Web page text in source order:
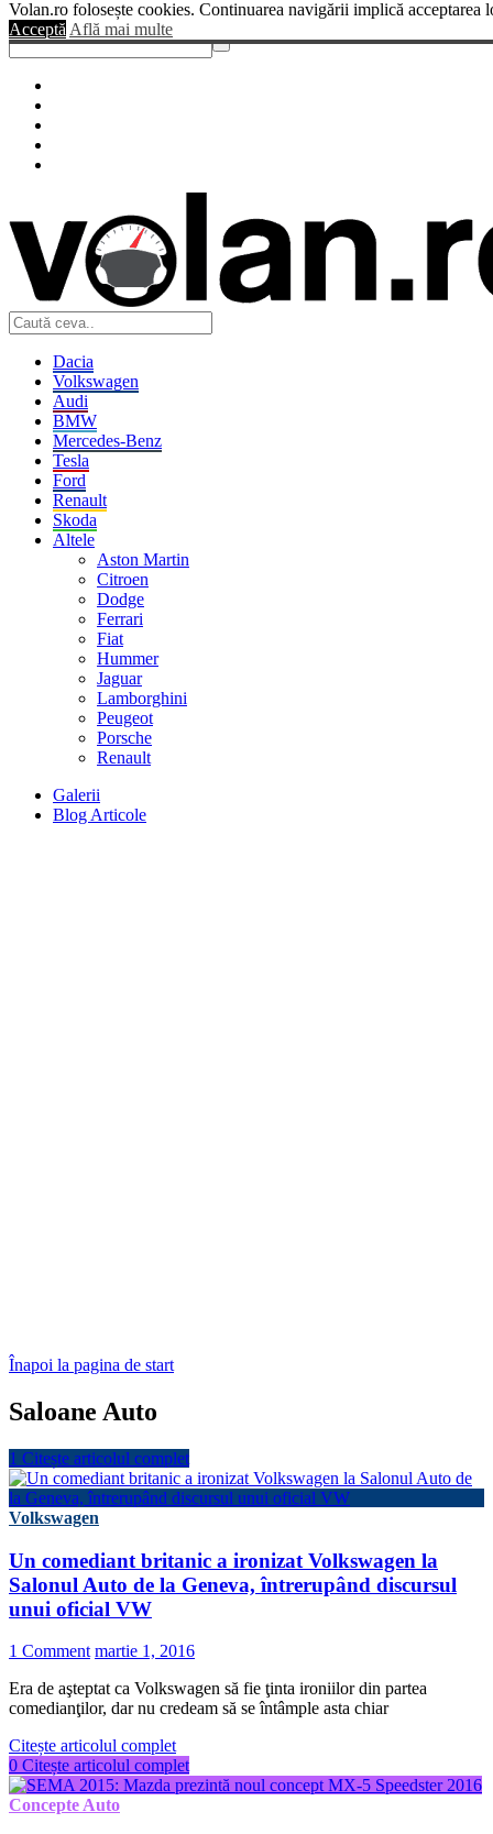
Sendigo
Dacia
Volkswagen
Audi
BMW
Mercedes-Benz
Tesla
Ford
Renault
Skoda
Altele
Aston Martin
Citroen
Dodge
Ferrari
Fiat
Hummer
Jaguar
Lamborghini
Peugeot
Porsche
Renault
Galerii
Blog Articole
Înapoi la pagina de start
Saloane Auto
1 Citește articolul complet
Volkswagen
Un comediant britanic a ironizat Volkswagen la
Salonul Auto de la Geneva, întrerupând discursul
unui oficial VW
1 Comment martie 1, 2016
Era de aşteptat ca Volkswagen să fie ţinta ironiilor din partea
comedianţilor, dar nu credeam să se întâmple asta chiar
Citește articolul complet
0 Citește articolul complet
Concepte Auto
Volan.ro folosește cookies. Continuarea navigării implică acceptarea
Acceptă Află mai multe